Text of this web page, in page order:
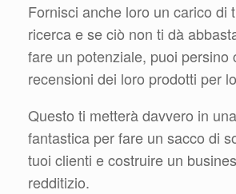
Fornisci anche loro un carico di
ricerca e se ciò non ti dà
fare un potenziale, puoi persino
recensioni dei loro prodotti per
Questo ti metterà davvero in
fantastica per fare un sacco di
tuoi clienti e costruire un
redditizio.